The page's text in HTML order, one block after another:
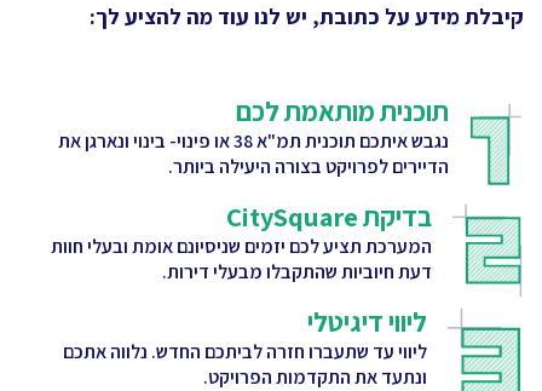
קיבלת מידע על כתובת, יש לנו עוד מה להציע לך:
תוכנית מותאמת לכם
נגבש איתכם תוכנית תמ"א 38 או פינוי- בינוי ונארגן את
הדיירים לפרויקט בצורה היעילה ביותר.
בדיקת CitySquare
המערכת תציע לכם יזמים שניסיונם אומת ובעלי חוות
דעת חיוביות שהתקבלו מבעלי דירות.
ליווי דיגיטלי
ליווי עד שתעברו חזרה לביתכם החדש. נלווה אתכם
ונתעד את התקדמות הפרויקט.